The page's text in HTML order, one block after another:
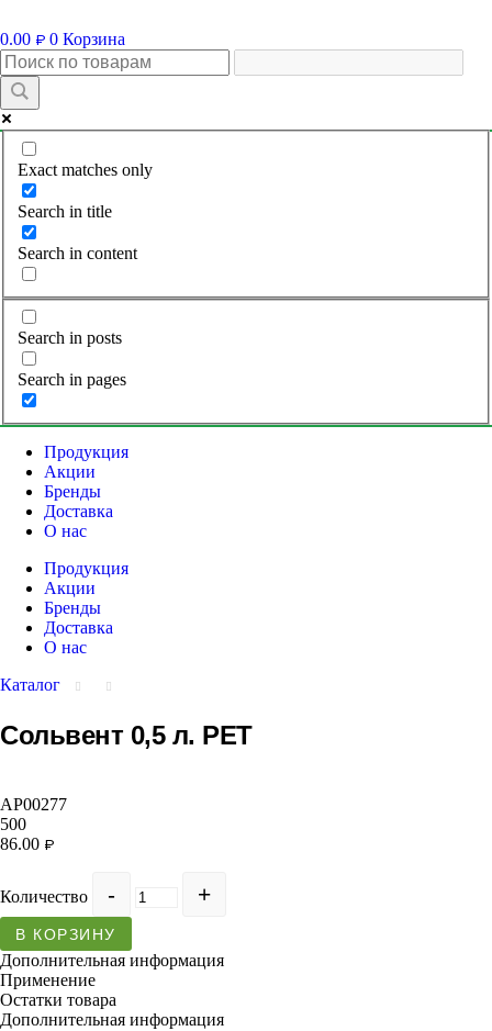
0.00 ₽ 0 Корзина
Exact matches only
Search in title
Search in content
Search in posts
Search in pages
Продукция
Акции
Бренды
Доставка
О нас
Продукция
Акции
Бренды
Доставка
О нас
Каталог
Сольвент 0,5 л. РЕТ
АР00277
500
86.00 ₽
Количество
В КОРЗИНУ
Дополнительная информация
Применение
Остатки товара
Дополнительная информация